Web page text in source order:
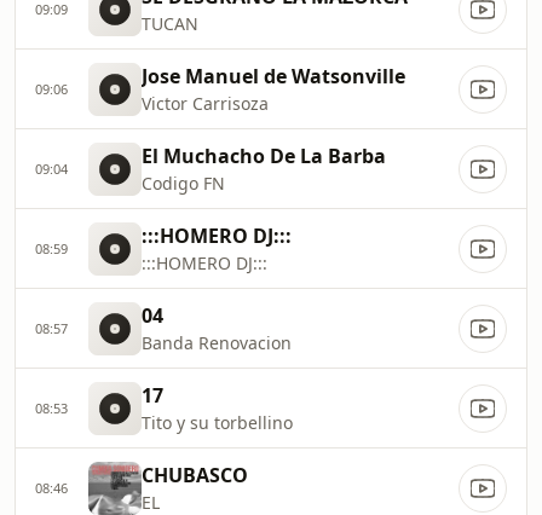
09:09
TUCAN
09:06 Jose Manuel de Watsonville
Victor Carrisoza
09:04 El Muchacho De La Barba
Codigo FN
08:59 :::HOMERO DJ:::
:::HOMERO DJ:::
08:57 04
Banda Renovacion
08:53 17
Tito y su torbellino
08:46 CHUBASCO
EL